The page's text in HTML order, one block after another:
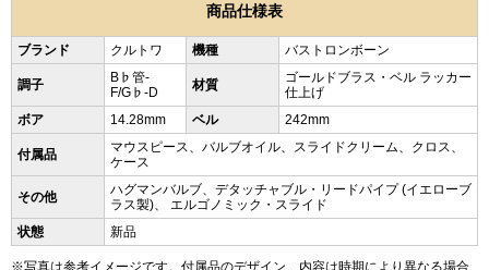
商品仕様表
ブランド クルトワ 機種 バストロンボーン
調子
B♭管-
F/G♭-D
材質
ゴールドブラス・ベル ラッカー
仕上げ
ボア
14.28mm ベル 242mm
付属品
マウスピース、バルブオイル、スライドクリーム、クロス、
ケース
その他
ハグマンバルブ、デタッチャブル・リードパイプ (イエローブ
ラス製)、 エルゴノミック・スライド
状態
新品
※写真は参考イメージです。付属品のデザイン、内容は時期により異なる場合